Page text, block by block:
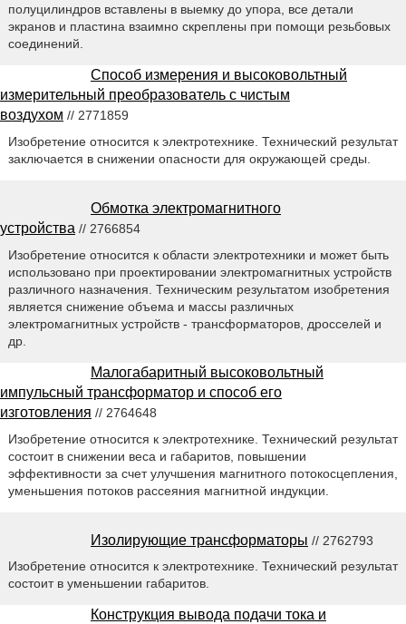
полуцилиндров вставлены в выемку до упора, все детали
экранов и пластина взаимно скреплены при помощи резьбовых
соединений.
Способ измерения и высоковольтный
измерительный преобразователь с чистым
воздухом // 2771859
Изобретение относится к электротехнике. Технический результат
заключается в снижении опасности для окружающей среды.
Обмотка электромагнитного
устройства // 2766854
Изобретение относится к области электротехники и может быть
использовано при проектировании электромагнитных устройств
различного назначения. Техническим результатом изобретения
является снижение объема и массы различных
электромагнитных устройств - трансформаторов, дросселей и
др.
Малогабаритный высоковольтный
импульсный трансформатор и способ его
изготовления // 2764648
Изобретение относится к электротехнике. Технический результат
состоит в снижении веса и габаритов, повышении
эффективности за счет улучшения магнитного потокосцепления,
уменьшения потоков рассеяния магнитной индукции.
Изолирующие трансформаторы // 2762793
Изобретение относится к электротехнике. Технический результат
состоит в уменьшении габаритов.
Конструкция вывода подачи тока и